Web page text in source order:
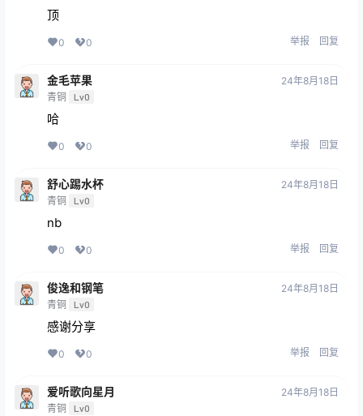
顶
0 0 举报 回复
金毛苹果
青铜 Lv0
24年8月18日
哈
0 0 举报 回复
舒心踢水杯
青铜 Lv0
24年8月18日
nb
0 0 举报 回复
俊逸和钢笔
青铜 Lv0
24年8月18日
感谢分享
0 0 举报 回复
爱听歌向星月
青铜 Lv0
24年8月18日